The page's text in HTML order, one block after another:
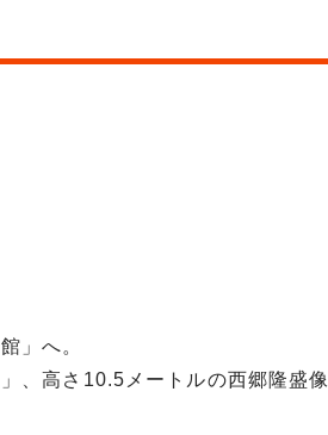
」へ。
、高さ10.5メートルの西郷隆盛像